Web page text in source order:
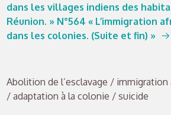
dans les villages indiens des
Réunion. » N°564 « L’immigration
dans les colonies. (Suite et fin) »
Abolition de l’esclavage /
/ adaptation à la colonie / suicide